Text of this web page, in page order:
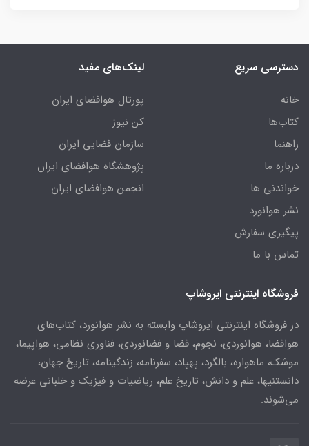
دسترسی سریع
خانه
کتاب‌ها
راهنما
درباره ما
خواندنی ها
نشر هوانورد
پیگیری سفارش
تماس با ما
لینک‌های مفید
پورتال هوافضای ایران
کن نیوز
سازمان فضایی ایران
پژوهشگاه هوافضای ایران
انجمن هوافضای ایران
فروشگاه اینترنتی ایروشاپ
در فروشگاه اینترنتی ایروشاپ وابسته به نشر هوانورد، کتاب‌های
هوافضا، هوانوردی، نجوم، فضا و فضانوردی، فناوری نظامی، هواپیما،
موشک، ماهواره، بالگرد، پهپاد، سفرنامه، زندگینامه، تاریخ جهان،
دانستنیها، علم و دانش، تاریخ علم، ریاضیات و فیزیک و خلبانی عرضه
می‌شوند.